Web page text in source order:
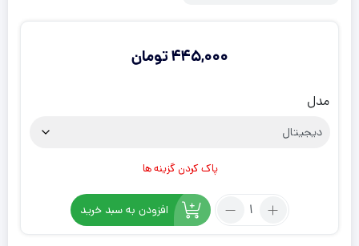
445,000تومان
مدل
پاک کردن گزینه ها
تعداد:
افزودن به سبد خرید